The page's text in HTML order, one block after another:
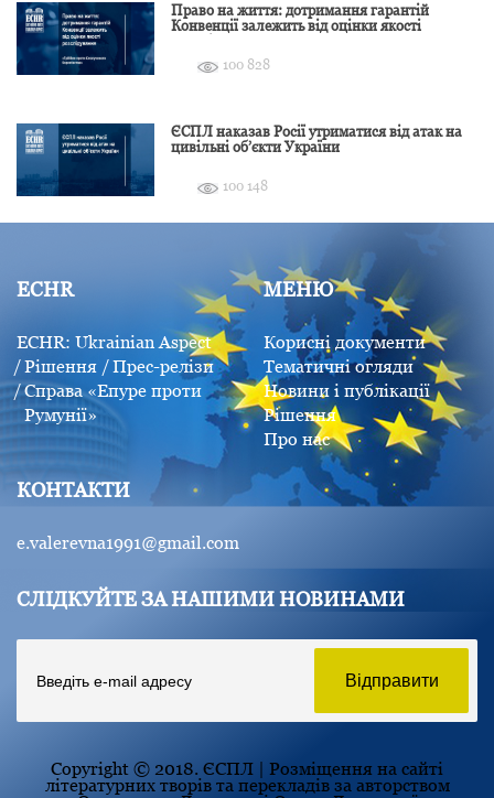
Право на життя: дотримання гарантій
Конвенції залежить від оцінки якості
100 828
ЄСПЛ наказав Росії утриматися від атак на
цивільні об’єкти України
100 148
ECHR
ECHR: Ukrainian Aspect
Рішення
Прес-релізи
Справа «Епуре проти
Румунії»
МЕНЮ
Корисні документи
Тематичні огляди
Новини і публікації
Рішення
Про нас
КОНТАКТИ
e.valerevna1991@gmail.com
СЛІДКУЙТЕ ЗА НАШИМИ НОВИНАМИ
Copyright © 2018. ЄСПЛ | Розміщення на сайті
літературних творів та перекладів за авторством